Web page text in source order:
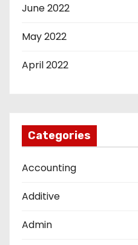
June 2022
May 2022
April 2022
Categories
Accounting
Additive
Admin